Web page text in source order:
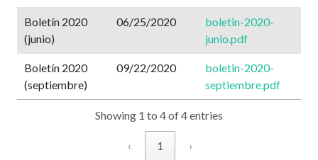
Boletín 2020
(junio)
06/25/2020
boletin-2020-
junio.pdf
Boletín 2020
(septiembre)
09/22/2020
boletin-2020-
septiembre.pdf
Showing 1 to 4 of 4 entries
‹ 1 ›